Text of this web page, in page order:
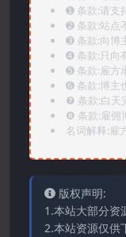
➊️ 条款:请支
➋️ 条款:站点
➌️ 条款:向博
➍️ 条款:只向
➎ 条款:雇方
➏️ 条款:博主
❼ 条款:白天
❽ 条款:雇佣
名词解释:雇
版权声明:
1.本站大部分资
2.本站资源仅供